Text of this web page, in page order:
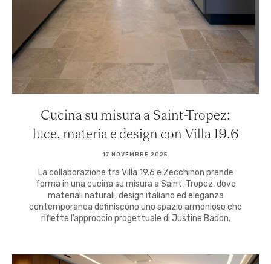
Cucina su misura a Saint-Tropez:
luce, materia e design con Villa 19.6
17 NOVEMBRE 2025
La collaborazione tra Villa 19.6 e Zecchinon prende
forma in una cucina su misura a Saint-Tropez, dove
materiali naturali, design italiano ed eleganza
contemporanea definiscono uno spazio armonioso che
riflette l’approccio progettuale di Justine Badon.